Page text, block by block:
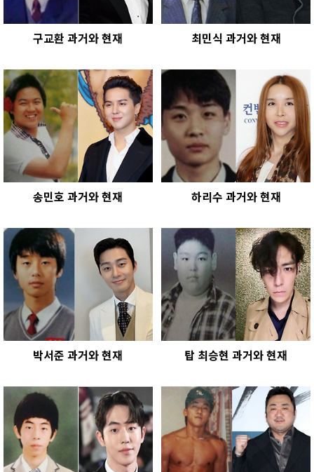
구교환 과거와 현재 최민식 과거와 현재
송민호 과거와 현재 하리수 과거와 현재
박서준 과거와 현재 탑 최승현 과거와 현재